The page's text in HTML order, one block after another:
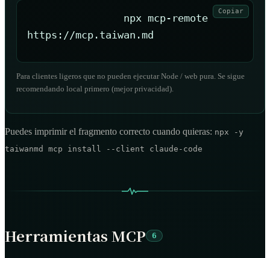
Copiar
npx mcp-remote
https://mcp.taiwan.md
Para clientes ligeros que no pueden ejecutar Node / web pura. Se sigue
recomendando local primero (mejor privacidad).
Puedes imprimir el fragmento correcto cuando quieras: npx -y
taiwanmd mcp install --client claude-code
Herramientas MCP 6